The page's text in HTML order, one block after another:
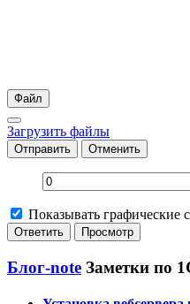
Файл
Загрузить файлы
Отправить Отменить
Показывать графические
Блог-note Заметки по